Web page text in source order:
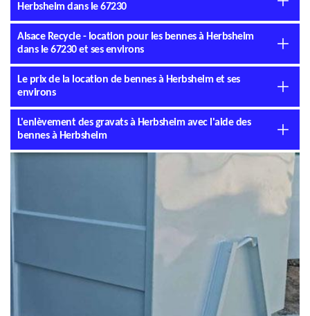
Herbsheim dans le 67230
Alsace Recycle - location pour les bennes à Herbsheim
dans le 67230 et ses environs
Le prix de la location de bennes à Herbsheim et ses
environs
L'enlèvement des gravats à Herbsheim avec l'aide des
bennes à Herbsheim